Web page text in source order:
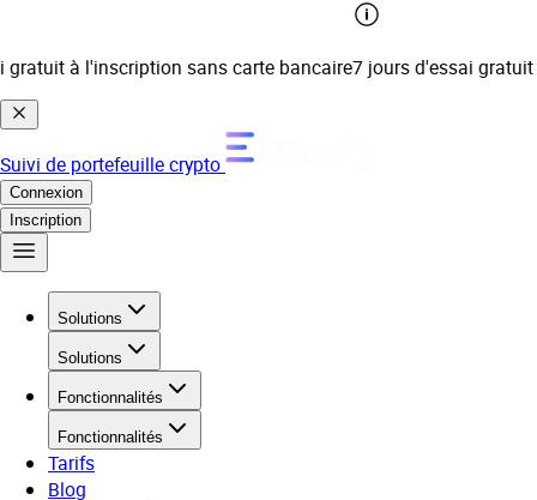
à l'inscription sans carte bancaire7 jours d'essai gratuit
Suivi de portefeuille crypto
Connexion
Inscription
Solutions
Solutions
Fonctionnalités
Fonctionnalités
Tarifs
Blog